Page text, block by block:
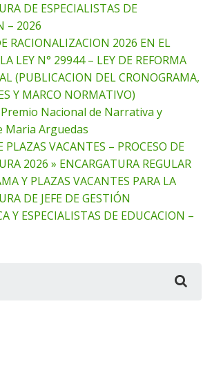
DE ESPECIALISTAS DE
– 2026
RACIONALIZACION 2026 EN EL
LEY N° 29944 – LEY DE REFORMA
(PUBLICACION DEL CRONOGRAMA,
Y MARCO NORMATIVO)
Nacional de Narrativa y
Maria Arguedas
PLAZAS VACANTES – PROCESO DE
2026 » ENCARGATURA REGULAR
Y PLAZAS VACANTES PARA LA
DE JEFE DE GESTIÓN
Y ESPECIALISTAS DE EDUCACION –